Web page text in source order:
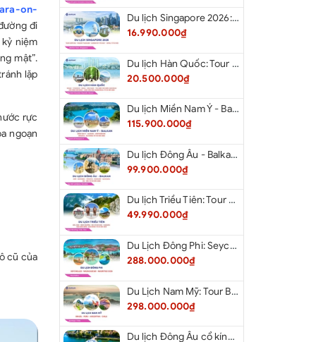
on-
đi
niệm
mật”.
lặp
rực
ngoạn
cũ của
Du lịch Singapore 2026: Tour Sentosa - Madame Tussauds - Garden By The Bay - Jewel từ Hà Nội
16.990.000₫
Du lịch Hàn Quốc: Tour Busan - Gyeongju - Seoul - Đảo Nami - Tàu Điện Ven Biển Haeundae - Cầu Kính Oryukdo - Làng Văn Hóa Huinnyeoul từ Hà Nội 2026
20.500.000₫
Du lịch Miền Nam Ý - Balkan: Tour Miền Nam Ý - Albania - Montenegro - Croatia - Slovenia từ Hà Nội 2026
115.900.000₫
Du lịch Đông Âu - Balkan: Tour Đức - Slovenia - Croatia - Hungary - Slovakia - Áo - Séc từ Hà Nội 2026
99.900.000₫
Du lịch Triều Tiên: Tour Bắc Kinh - Bình Nhưỡng - Núi Myohyang - Kaesong - Bàn Môn Điếm - Đan Đông từ Hà Nội 2026
49.990.000₫
Du Lịch Đông Phi: Seychelles - Madagascar - Mauritius 2026
288.000.000₫
Du Lịch Nam Mỹ: Tour Brazil - Peru - Argentina - Chile 2026
298.000.000₫
Du lịch Đông Âu cổ kính: Tour Đức - Séc - Áo - Slovakia - Hungary - Ba Lan từ Hà Nội 2026